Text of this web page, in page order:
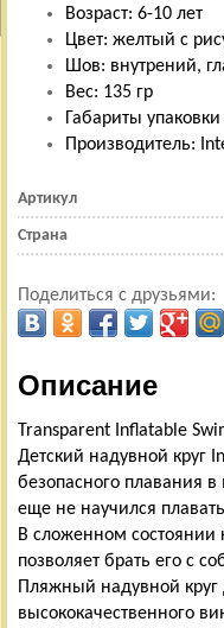
Возраст: 6-10 лет
Цвет: желтый с
Шов: внутрений,
Вес: 135 гр
Габариты
Производитель:
Артикул
Страна
Поделиться с друзьями:
Описание
Transparent Inflatable
Детский надувной круг
безопасного плавания
еще не научился
В сложенном состоянии
позволяет брать его с
Пляжный надувной круг
высококачественного